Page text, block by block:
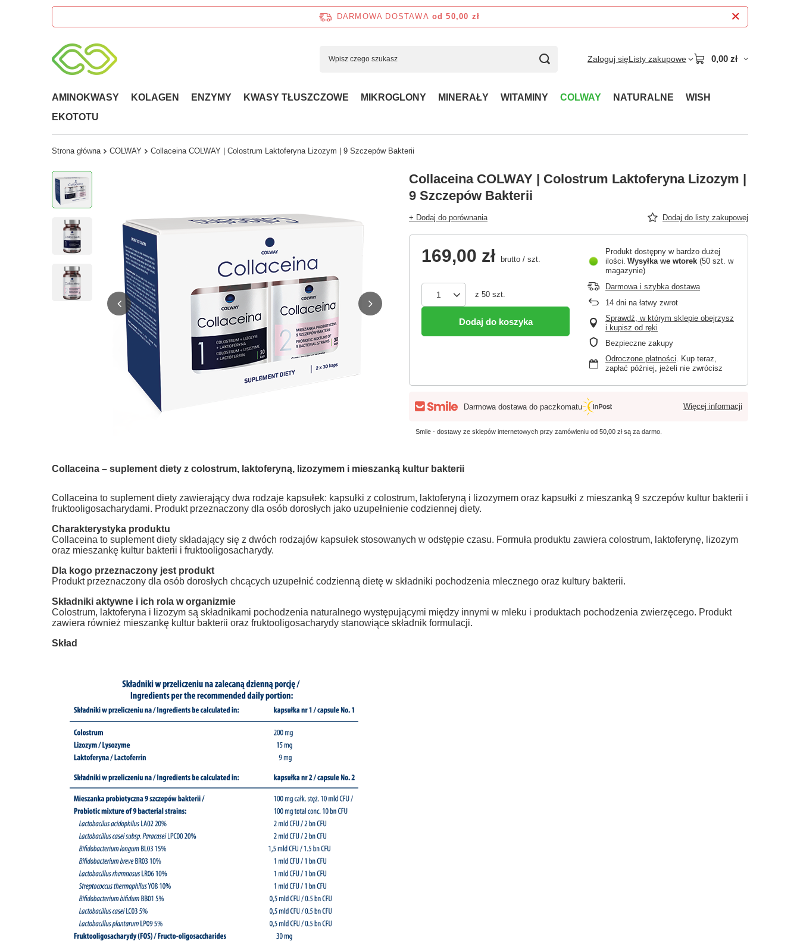
DARMOWA DOSTAWA od 50,00 zł
Zaloguj sięListy zakupowe 0,00 zł
AMINOKWASY KOLAGEN ENZYMY KWASY TŁUSZCZOWE MIKROGLONY MINERAŁY WITAMINY COLWAY NATURALNE
WISH
EKOTOTU
Strona główna COLWAY Collaceina COLWAY | Colostrum Laktoferyna Lizozym | 9 Szczepów Bakterii
Collaceina COLWAY | Colostrum Laktoferyna Lizozym |
9 Szczepów Bakterii
+ Dodaj do porównania Dodaj do listy zakupowej
169,00 zł brutto / szt.
z 50 szt.
Dodaj do koszyka
Produkt dostępny w bardzo dużej
ilości Wysyłka we wtorek (50 szt. w
magazynie)
Darmowa i szybka dostawa
14 dni na łatwy zwrot
Sprawdź, w którym sklepie obejrzysz
i kupisz od ręki
Bezpieczne zakupy
Odroczone płatności. Kup teraz,
zapłać później, jeżeli nie zwrócisz
Darmowa dostawa do paczkomatu Więcej informacji
Smile - dostawy ze sklepów internetowych przy zamówieniu od 50,00 złsą za darmo.
Collaceina – suplement diety z colostrum, laktoferyną, lizozymem i mieszanką kultur bakterii
Collaceina to suplement diety zawierający dwa rodzaje kapsułek: kapsułki z colostrum, laktoferyną i lizozymem oraz kapsułki z mieszanką 9 szczepów kultur bakterii i
fruktooligosacharydami. Produkt przeznaczony dla osób dorosłych jako uzupełnienie codziennej diety.
Charakterystyka produktu
Collaceina to suplement diety składający się z dwóch rodzajów kapsułek stosowanych w odstępie czasu. Formuła produktu zawiera colostrum, laktoferynę, lizozym
oraz mieszankę kultur bakterii i fruktooligosacharydy.
Dla kogo przeznaczony jest produkt
Produkt przeznaczony dla osób dorosłych chcących uzupełnić codzienną dietę w składniki pochodzenia mlecznego oraz kultury bakterii.
Składniki aktywne i ich rola w organizmie
Colostrum, laktoferyna i lizozym są składnikami pochodzenia naturalnego występującymi między innymi w mleku i produktach pochodzenia zwierzęcego. Produkt
zawiera również mieszankę kultur bakterii oraz fruktooligosacharydy stanowiące składnik formulacji.
Skład